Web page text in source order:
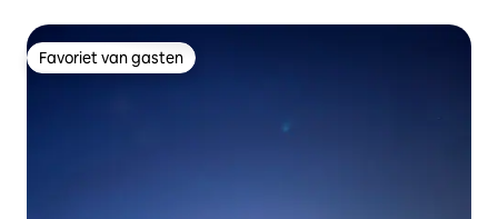
Favoriet van gasten
Favoriet van gasten